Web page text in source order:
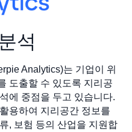
석
Analytics)는 기업이 위
도출할 수 있도록 지리공
에 중점을 두고 있습니다.
용하여 지리공간 정보를
, 보험 등의 산업을 지원합